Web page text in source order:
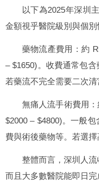
以下為2025年深圳
金額視乎醫院級別與個別
藥物流產費用：約
– $1650)。收費通常包
若藥流不完全需要二次清
無痛人流手術費用
$2000 – $4800)。一般
費與術後藥物等。若選擇
整體而言，深圳人
而且大多數醫院能即日完